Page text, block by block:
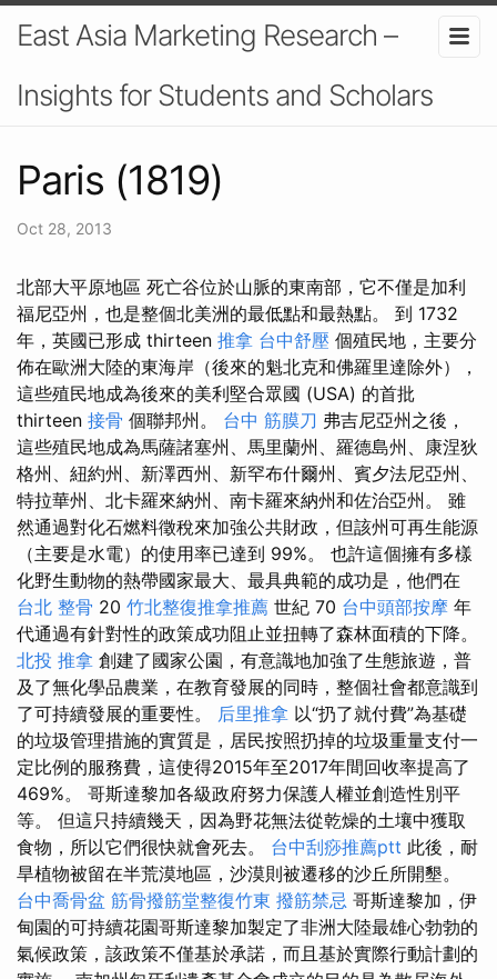
East Asia Marketing Research –
Insights for Students and Scholars
Paris (1819)
Oct 28, 2013
北部大平原地區 死亡谷位於山脈的東南部，它不僅是加利
福尼亞州，也是整個北美洲的最低點和最熱點。 到 1732
年，英國已形成 thirteen 推拿 台中舒壓 個殖民地，主要分
佈在歐洲大陸的東海岸（後來的魁北克和佛羅里達除外），
這些殖民地成為後來的美利堅合眾國 (USA) 的首批
thirteen 接骨 個聯邦州。 台中 筋膜刀 弗吉尼亞州之後，
這些殖民地成為馬薩諸塞州、馬里蘭州、羅德島州、康涅狄
格州、紐約州、新澤西州、新罕布什爾州、賓夕法尼亞州、
特拉華州、北卡羅來納州、南卡羅來納州和佐治亞州。 雖
然通過對化石燃料徵稅來加強公共財政，但該州可再生能源
（主要是水電）的使用率已達到 99%。 也許這個擁有多樣
化野生動物的熱帶國家最大、最具典範的成功是，他們在
台北 整骨 20 竹北整復推拿推薦 世紀 70 台中頭部按摩 年
代通過有針對性的政策成功阻止並扭轉了森林面積的下降。
北投 推拿 創建了國家公園，有意識地加強了生態旅遊，普
及了無化學品農業，在教育發展的同時，整個社會都意識到
了可持續發展的重要性。 后里推拿 以“扔了就付費”為基礎
的垃圾管理措施的實質是，居民按照扔掉的垃圾重量支付一
定比例的服務費，這使得2015年至2017年間回收率提高了
469%。 哥斯達黎加各級政府努力保護人權並創造性別平
等。 但這只持續幾天，因為野花無法從乾燥的土壤中獲取
食物，所以它們很快就會死去。 台中刮痧推薦ptt 此後，耐
旱植物被留在半荒漠地區，沙漠則被遷移的沙丘所開墾。
台中喬骨盆 筋骨撥筋堂整復竹東 撥筋禁忌 哥斯達黎加，伊
甸園的可持續花園哥斯達黎加製定了非洲大陸最雄心勃勃的
氣候政策，該政策不僅基於承諾，而且基於實際行動計劃的